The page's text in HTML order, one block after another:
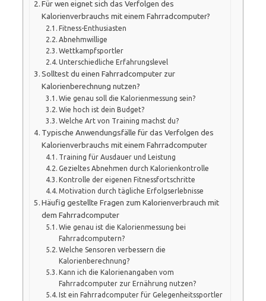
Für wen eignet sich das Verfolgen des
Kalorienverbrauchs mit einem Fahrradcomputer?
Fitness-Enthusiasten
Abnehmwillige
Wettkampfsportler
Unterschiedliche Erfahrungslevel
Solltest du einen Fahrradcomputer zur
Kalorienberechnung nutzen?
Wie genau soll die Kalorienmessung sein?
Wie hoch ist dein Budget?
Welche Art von Training machst du?
Typische Anwendungsfälle für das Verfolgen des
Kalorienverbrauchs mit einem Fahrradcomputer
Training für Ausdauer und Leistung
Gezieltes Abnehmen durch Kalorienkontrolle
Kontrolle der eigenen Fitnessfortschritte
Motivation durch tägliche Erfolgserlebnisse
Häufig gestellte Fragen zum Kalorienverbrauch mit
dem Fahrradcomputer
Wie genau ist die Kalorienmessung bei
Fahrradcomputern?
Welche Sensoren verbessern die
Kalorienberechnung?
Kann ich die Kalorienangaben vom
Fahrradcomputer zur Ernährung nutzen?
Ist ein Fahrradcomputer für Gelegenheitssportler